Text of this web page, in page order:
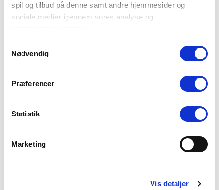
spil og tilbud på denne samt andre hjemmesider og
sociale medier igennem vores analyse og
Du kan læse mere om vores brug af cookies under
"Detaljer" eller ved at klikke videre til vores Cookiepolitik,
Nødvendig
Præferencer
Statistik
Marketing
Vis detaljer